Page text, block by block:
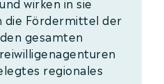
die Fördermittel der
gesamten
regionales